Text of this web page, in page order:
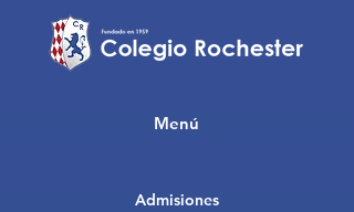
Admisiones
Menú